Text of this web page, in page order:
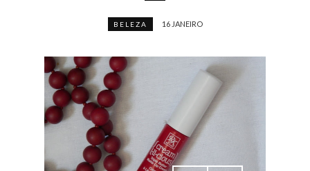
BELEZA 16 JANEIRO